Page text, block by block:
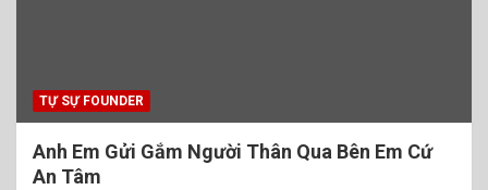
TỰ SỰ FOUNDER
Anh Em Gửi Gắm Người Thân Qua Bên Em Cứ
An Tâm